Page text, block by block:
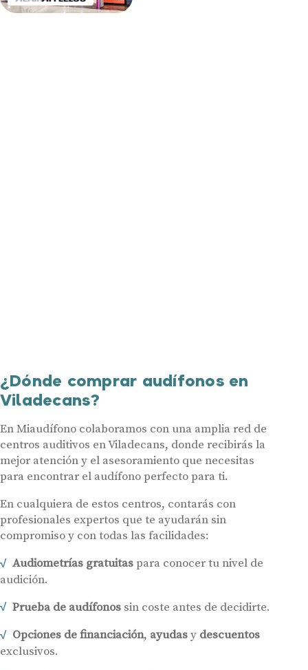
¿Dónde comprar audífonos en
Viladecans?
En Miaudífono colaboramos con una amplia red de
centros auditivos en Viladecans, donde recibirás la
mejor atención y el asesoramiento que necesitas
para encontrar el audífono perfecto para ti.
En cualquiera de estos centros, contarás con
profesionales expertos que te ayudarán sin
compromiso y con todas las facilidades:
Audiometrías gratuitaspara conocer tu nivel de
audición.
Prueba de audífonossin coste antes de decidirte.
Opciones de financiación, ayudasy descuentos
exclusivos.